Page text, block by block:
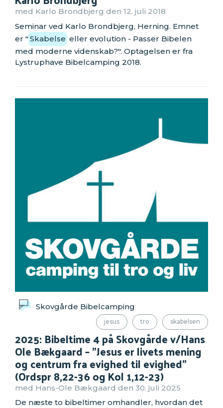
med Karlo Brondbjerg den 12. juli 2018
Seminar ved Karlo Brondbjerg, Herning. Emnet
er "Skabelse eller evolution - Passer Bibelen
med moderne videnskab?". Optagelsen er fra
Lystruphave Bibelcamping 2018.
Skovgårde Bibelcamping
jesus tro skabelsen
2025: Bibeltime 4 på Skovgårde v/Hans
Ole Bækgaard – "Jesus er livets mening
og centrum fra evighed til evighed"
(Ordspr 8,22-36 og Kol 1,12-23)
med Hans-Ole Bækgaard den 30. juli 2025
De næste to bibeltimer omhandler, hvordan det